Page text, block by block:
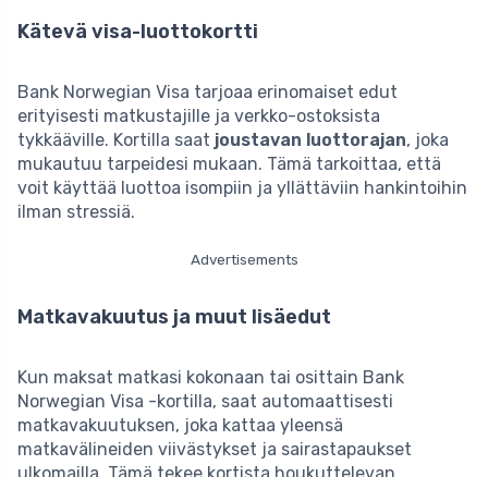
Kätevä visa-luottokortti
Bank Norwegian Visa tarjoaa erinomaiset edut
erityisesti matkustajille ja verkko-ostoksista
tykkääville. Kortilla saat joustavan luottorajan, joka
mukautuu tarpeidesi mukaan. Tämä tarkoittaa, että
voit käyttää luottoa isompiin ja yllättäviin hankintoihin
ilman stressiä.
Advertisements
Matkavakuutus ja muut lisäedut
Kun maksat matkasi kokonaan tai osittain Bank
Norwegian Visa -kortilla, saat automaattisesti
matkavakuutuksen, joka kattaa yleensä
matkavälineiden viivästykset ja sairastapaukset